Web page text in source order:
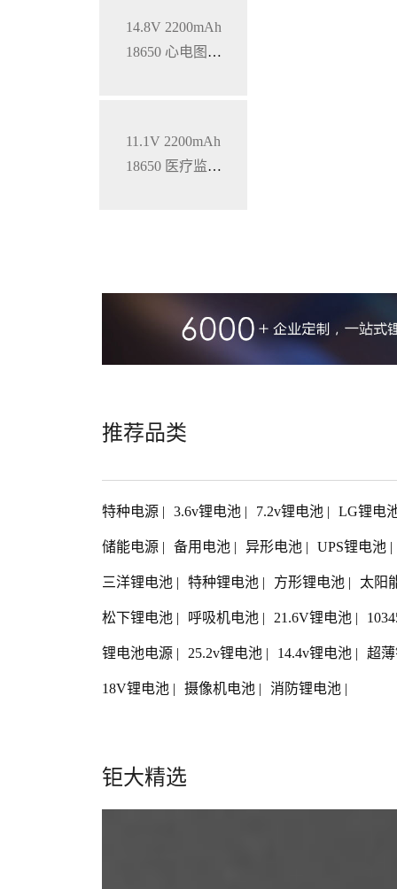
14.8V 2200mAh
18650 心电图机
11.1V 2200mAh
18650 医疗监护
推荐品类
特种电源 | 3.6v锂电池 | 7.2v锂电池 | LG锂电
储能电源 | 备用电池 | 异形电池 | UPS锂电池 |
三洋锂电池 | 特种锂电池 | 方形锂电池 | 太阳
松下锂电池 | 呼吸机电池 | 21.6V锂电池 |
锂电池电源 | 25.2v锂电池 | 14.4v锂电池 | 超
18V锂电池 | 摄像机电池 | 消防锂电池 |
钜大精选